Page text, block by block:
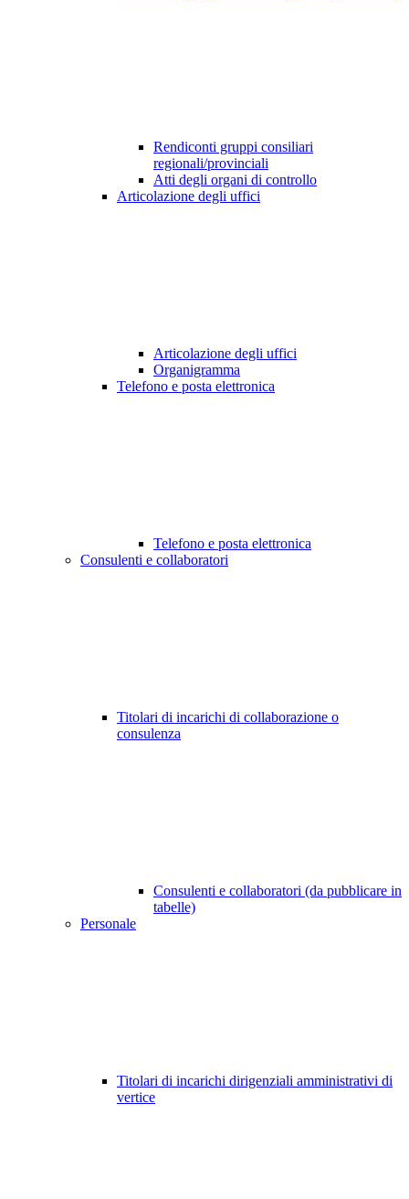
Rendiconti gruppi consiliari
regionali/provinciali
Atti degli organi di controllo
Articolazione degli uffici
Articolazione degli uffici
Organigramma
Telefono e posta elettronica
Telefono e posta elettronica
Consulenti e collaboratori
Titolari di incarichi di collaborazione o
consulenza
Consulenti e collaboratori (da pubblicare in
tabelle)
Personale
Titolari di incarichi dirigenziali amministrativi di
vertice